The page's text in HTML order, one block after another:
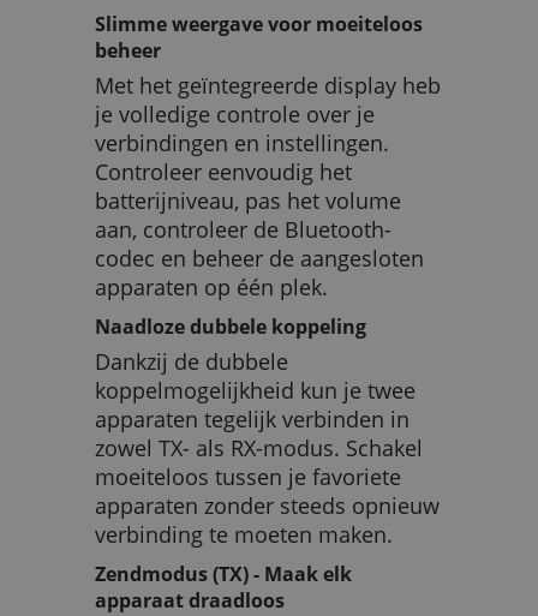
Slimme weergave voor moeiteloos
beheer
Met het geïntegreerde display heb
je volledige controle over je
verbindingen en instellingen.
Controleer eenvoudig het
batterijniveau, pas het volume
aan, controleer de Bluetooth-
codec en beheer de aangesloten
apparaten op één plek.
Naadloze dubbele koppeling
Dankzij de dubbele
koppelmogelijkheid kun je twee
apparaten tegelijk verbinden in
zowel TX- als RX-modus. Schakel
moeiteloos tussen je favoriete
apparaten zonder steeds opnieuw
verbinding te moeten maken.
Zendmodus (TX) - Maak elk
apparaat draadloos